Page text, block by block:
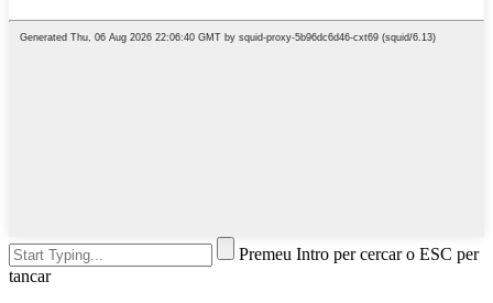
Premeu Intro per cercar o ESC per
tancar